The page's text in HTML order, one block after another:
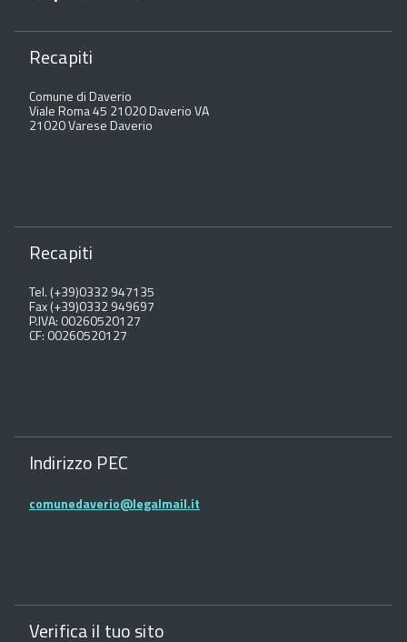
Recapiti
Comune di Daverio
Viale Roma 45 21020 Daverio VA
21020 Varese Daverio
Recapiti
Tel. (+39)0332 947135
Fax (+39)0332 949697
P.IVA: 00260520127
CF: 00260520127
Indirizzo PEC
comunedaverio@legalmail.it
Verifica il tuo sito